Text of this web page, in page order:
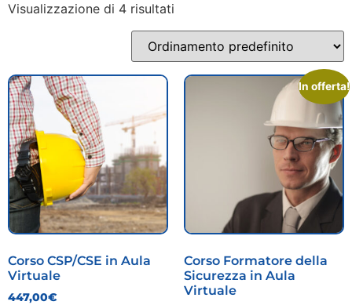
Visualizzazione di 4 risultati
Corso CSP/CSE in Aula
Virtuale
447,00€
In offerta!
Corso Formatore della
Sicurezza in Aula
Virtuale